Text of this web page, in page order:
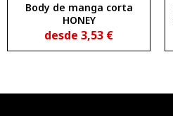
Body de manga corta
HONEY
desde 3,53 €